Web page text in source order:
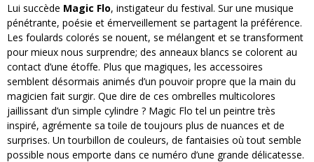
Lui succède Magic Flo, instigateur du festival. Sur une musique
pénétrante, poésie et émerveillement se partagent la préférence.
Les foulards colorés se nouent, se mélangent et se transforment
pour mieux nous surprendre; des anneaux blancs se colorent au
contact d’une étoffe. Plus que magiques, les accessoires
semblent désormais animés d’un pouvoir propre que la main du
magicien fait surgir. Que dire de ces ombrelles multicolores
jaillissant d’un simple cylindre ? Magic Flo tel un peintre très
inspiré, agrémente sa toile de toujours plus de nuances et de
surprises. Un tourbillon de couleurs, de fantaisies où tout semble
possible nous emporte dans ce numéro d’une grande délicatesse.